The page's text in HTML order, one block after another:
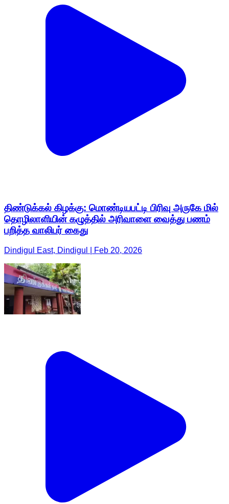
திண்டுக்கல் கிழக்கு: மொண்டியபட்டி பிரிவு அருகே மில்
தொழிலாளியின் கழுத்தில் அரிவாளை வைத்து பணம்
பறித்த வாலிபர் கைது
Dindigul East, Dindigul | Feb 20, 2026